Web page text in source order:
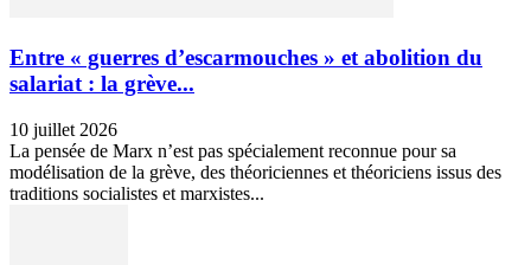
Entre « guerres d’escarmouches » et abolition du
salariat : la grève...
10 juillet 2026
La pensée de Marx n’est pas spécialement reconnue pour sa
modélisation de la grève, des théoriciennes et théoriciens issus des
traditions socialistes et marxistes...